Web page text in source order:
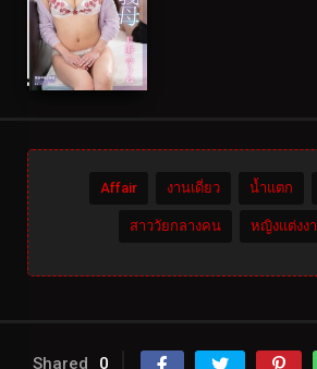
Affair งานเดี่ยว น้ำแตก
สาววัยกลางคน หญิงแต่งง
Shared 0